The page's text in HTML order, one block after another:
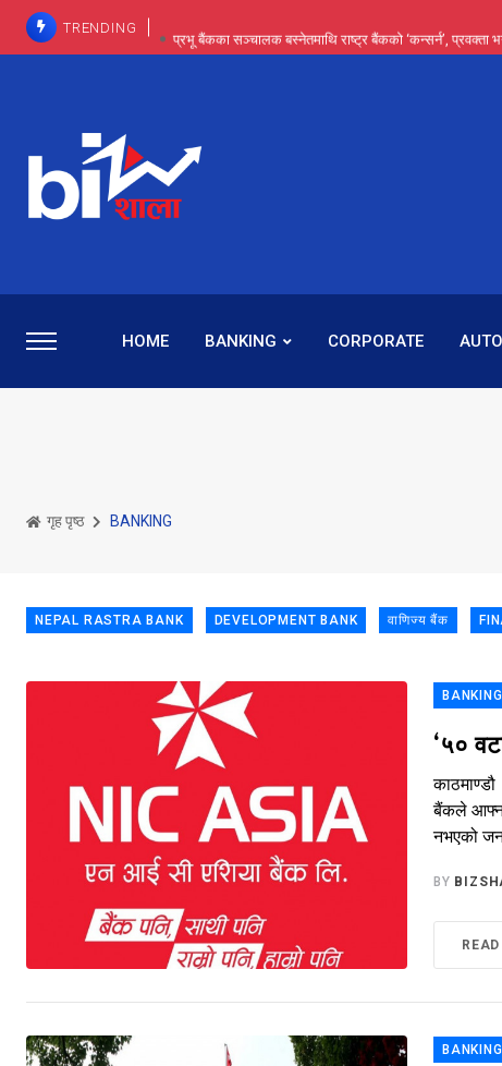
TRENDING प्रभू बैंकका सञ्चालक बस्नेतमाथि राष्ट्र बैंकको ‘कन्सर्न’,
प्रभू बैंकमा सेञ्चुरीबाट आएका कर्मचारीमाथि हदैसम्मको विभेदः
कमाइमा गरिमाको दमदार छलाङ, सेयरधनीलाई २०
प्रभु बैंकमा रमिता : सर्वसाधारणबाट छिरेका बस्नेत
HOME BANKING CORPORATE AUTO
गृह पृष्ठ BANKING
NEPAL RASTRA BANK DEVELOPMENT BANK वाणिज्य बैंक
BANKING
‘५०
बैंकले आफ्ना
नभएको
BY
BANKING